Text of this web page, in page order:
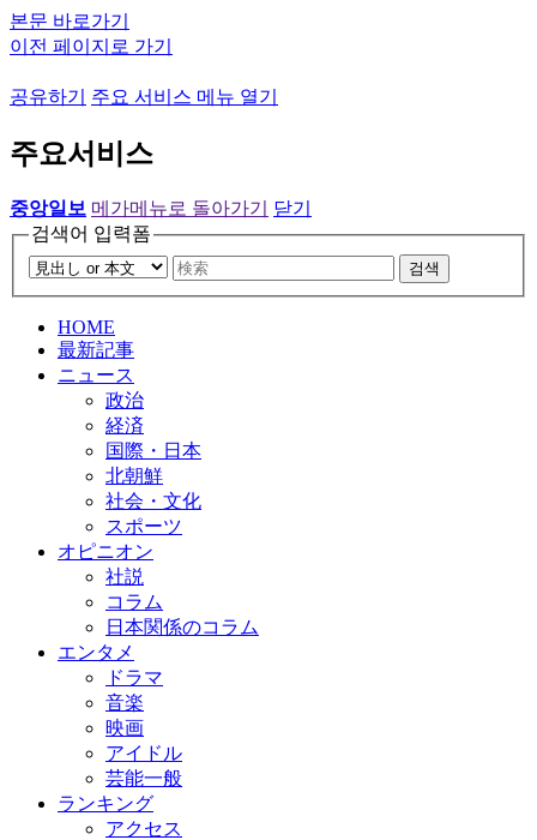
본문 바로가기
이전 페이지로 가기
공유하기 주요 서비스 메뉴 열기
주요서비스
중앙일보 메가메뉴로 돌아가기
닫기
검색어 입력폼
검색
HOME
最新記事
ニュース
政治
経済
国際・日本
北朝鮮
社会・文化
スポーツ
オピニオン
社説
コラム
日本関係のコラム
エンタメ
ドラマ
音楽
映画
アイドル
芸能一般
ランキング
アクセス